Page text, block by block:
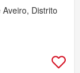
Distrito